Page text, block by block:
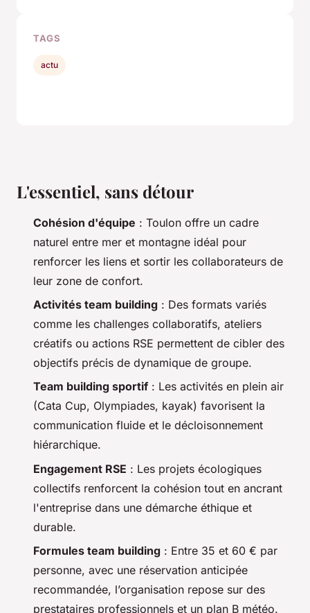
L'essentiel, sans détour
Cohésion d'équipe : Toulon offre un cadre
naturel entre mer et montagne idéal pour
renforcer les liens et sortir les collaborateurs de
leur zone de confort.
Activités team building : Des formats variés
comme les challenges collaboratifs, ateliers
créatifs ou actions RSE permettent de cibler des
objectifs précis de dynamique de groupe.
Team building sportif : Les activités en plein air
(Cata Cup, Olympiades, kayak) favorisent la
communication fluide et le décloisonnement
hiérarchique.
Engagement RSE : Les projets écologiques
collectifs renforcent la cohésion tout en ancrant
l'entreprise dans une démarche éthique et
durable.
Formules team building : Entre 35 et 60 € par
personne, avec une réservation anticipée
recommandée, l’organisation repose sur des
prestataires professionnels et un plan B météo.
TAGS
actu